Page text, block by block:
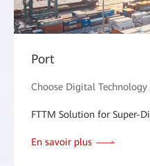
Port
Choose Digital
FTTM Solution for Super-
En savoir plus